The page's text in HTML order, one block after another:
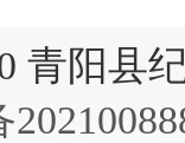
青阳县